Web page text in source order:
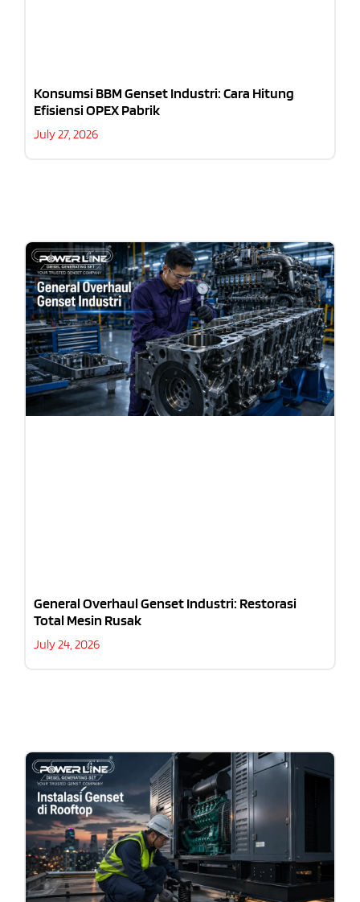
Konsumsi BBM Genset Industri: Cara Hitung
Efisiensi OPEX Pabrik
July 27, 2026
General Overhaul Genset Industri: Restorasi
Total Mesin Rusak
July 24, 2026